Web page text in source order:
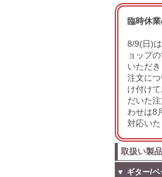
臨時休
8/9(日)
ョップ
いただき
注文に
け付け
だいた
わせは8
対応いた
取扱い製
▼ ギター/ベ